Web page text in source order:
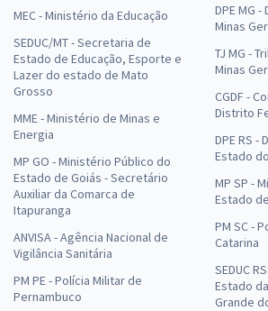
MEC - Ministério da Educação
SEDUC/MT - Secretaria de
Estado de Educação, Esporte e
Lazer do estado de Mato
Grosso
MME - Ministério de Minas e
Energia
MP GO - Ministério Público do
Estado de Goiás - Secretário
Auxiliar da Comarca de
Itapuranga
ANVISA - Agência Nacional de
Vigilância Sanitária
PM PE - Polícia Militar de
Pernambuco
DPE MG
Minas
TJ MG -
Minas
CGDF -
Distrito
DPE RS -
Estado
MP SP -
Estado
PM SC -
Catarina
SEDUC
Estado
Grande